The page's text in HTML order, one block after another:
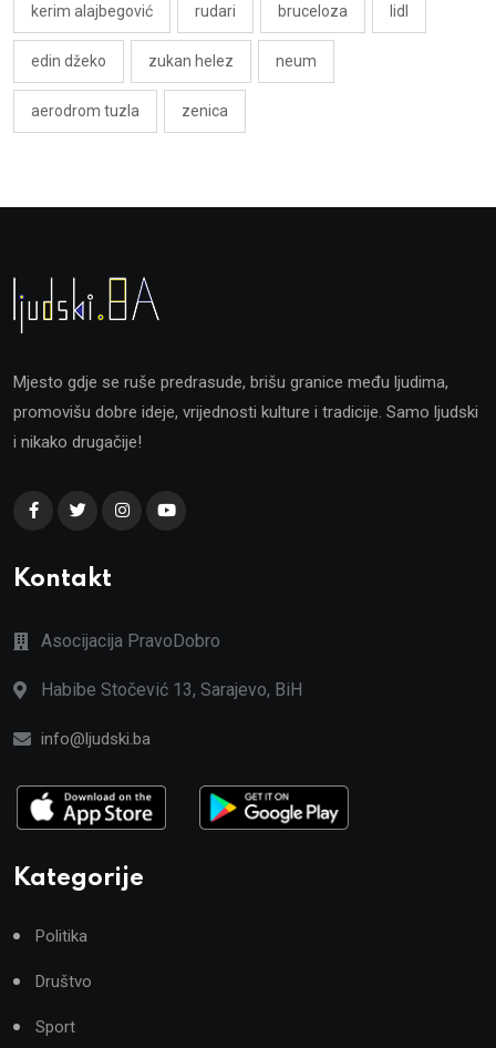
kerim alajbegović rudari bruceloza lidl
edin džeko zukan helez neum
aerodrom tuzla zenica
Mjesto gdje se ruše predrasude, brišu granice među ljudima,
promovišu dobre ideje, vrijednosti kulture i tradicije. Samo ljudski
i nikako drugačije!
Kontakt
Asocijacija PravoDobro
Habibe Stočević 13, Sarajevo, BiH
info@ljudski.ba
Kategorije
Politika
Društvo
Sport